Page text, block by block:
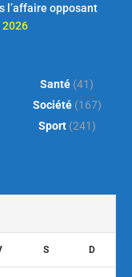
l’affaire opposant
2026
Santé (41)
Société(167)
Sport(241)
S D